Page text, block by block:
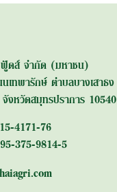
ดส์ จำกัด (มหาชน)
ทพารักษ์ ตำบลบางเสาธง
จังหวัดสมุทรปราการ 10540
4171-76
375-9814-5